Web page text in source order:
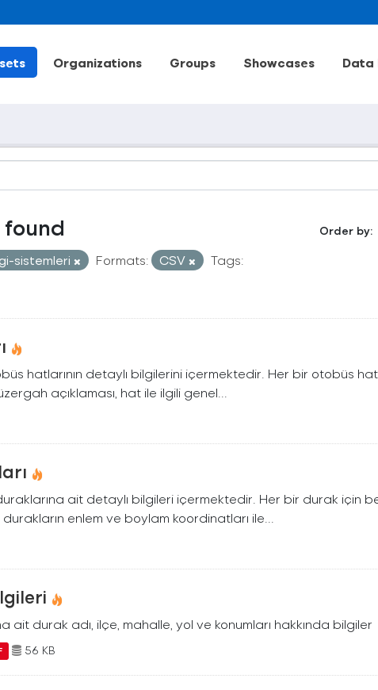
Organizations Groups Showcases Data
Order by
sistemleri Formats: CSV
Tags:
hatlarının detaylı bilgilerini içermektedir. Her bir otobüs
açıklaması, hat ile ilgili genel...
ait detaylı bilgileri içermektedir. Her bir durak için
durakların enlem ve boylam koordinatları ile...
ait durak adı, ilçe, mahalle, yol ve konumları hakkında bilgiler
56 KB